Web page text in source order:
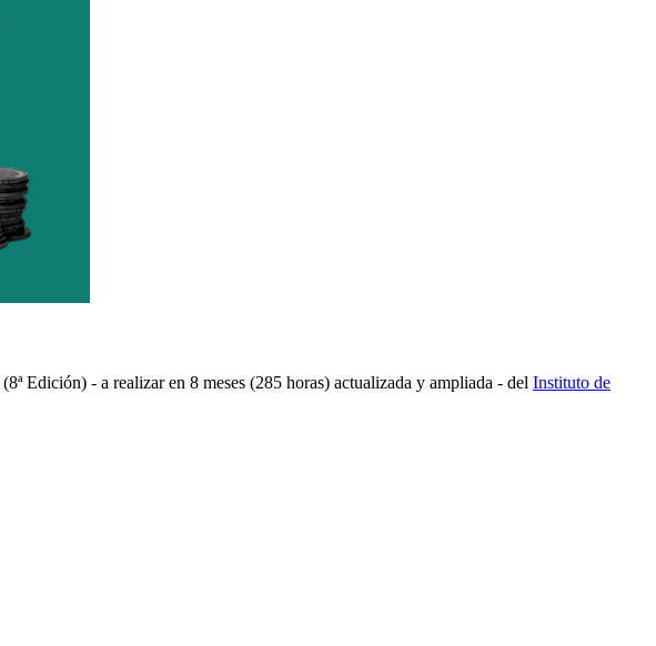
(8ª Edición) - a realizar en 8 meses (285 horas) actualizada y ampliada - del Instituto de